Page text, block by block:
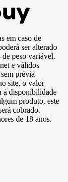
em caso de
ser alterado
peso variável.
e válidos
prévia
site, o valor
à disponibilidade
produto, este
cobrado.
de 18 anos.